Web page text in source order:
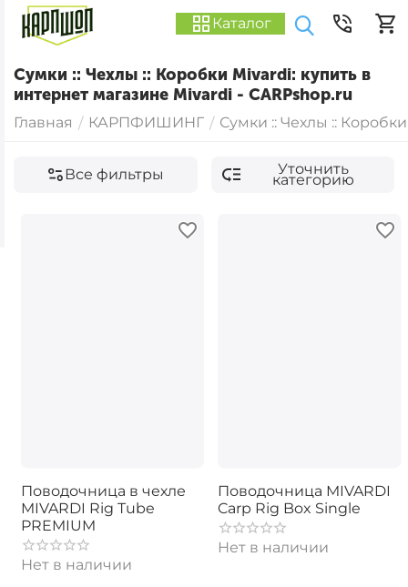
Каталог
Сумки :: Чехлы :: Коробки Mivardi: купить в
интернет магазине Mivardi - CARPshop.ru
Главная / КАРПФИШИНГ / Сумки :: Чехлы :: Коробки
Все фильтры Уточнить
категорию
Поводочница в чехле
MIVARDI Rig Tube
PREMIUM
Нет в наличии
Поводочница MIVARDI
Carp Rig Box Single
Нет в наличии